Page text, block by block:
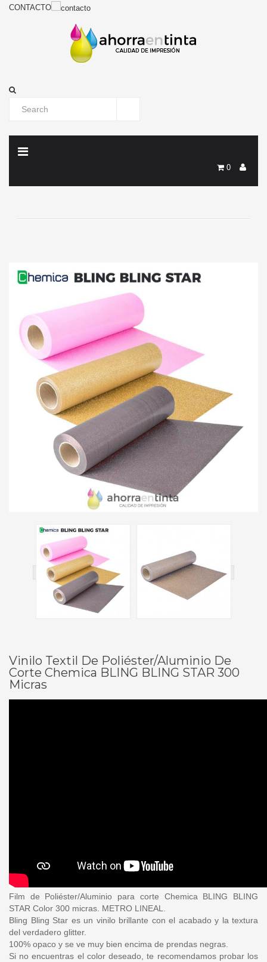
CONTACTO
0
Vinilo Textil De Poliéster/Aluminio De
Corte Chemica BLING BLING STAR 300
Micras
Film de Poliéster/Aluminio para corte Chemica BLING BLING
STAR Color 300 micras. METRO LINEAL.
Bling Bling Star es un vinilo brillante con el acabado y la textura
del verdadero glitter.
100% opaco y se ve muy bien encima de prendas negras.
Si no encuentras el color deseado, te recomendamos probar los